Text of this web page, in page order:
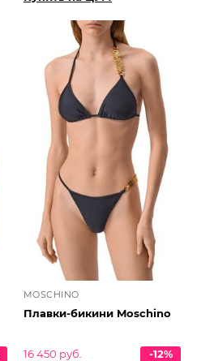
MOSCHINO
Плавки-бикини Moschino
16 450 руб.
-12%